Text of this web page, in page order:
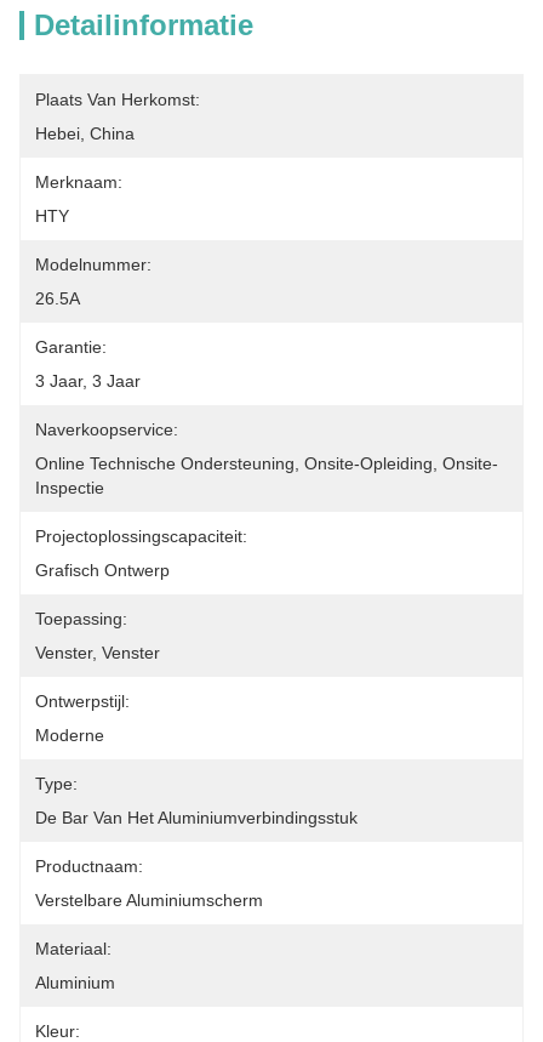
Detailinformatie
Plaats Van Herkomst:
Hebei, China
Merknaam:
HTY
Modelnummer:
26.5A
Garantie:
3 Jaar, 3 Jaar
Naverkoopservice:
Online Technische Ondersteuning, Onsite-Opleiding, Onsite-
Inspectie
Projectoplossingscapaciteit:
Grafisch Ontwerp
Toepassing:
Venster, Venster
Ontwerpstijl:
Moderne
Type:
De Bar Van Het Aluminiumverbindingsstuk
Productnaam:
Verstelbare Aluminiumscherm
Materiaal:
Aluminium
Kleur: